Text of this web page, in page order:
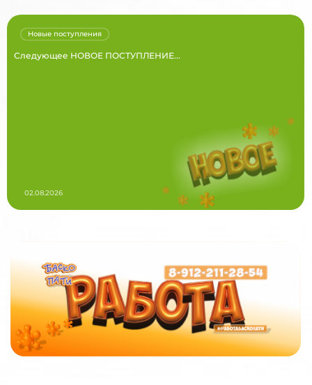
Следующее НОВОЕ ПОСТУПЛЕНИЕ...
Новые поступления
02.08.2026